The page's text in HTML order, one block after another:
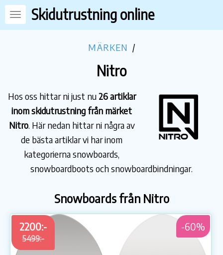
Skidutrustning online
MÄRKEN /
Nitro
Hos oss hittar ni just nu26 artiklar
inom skidutrustning från märket
Nitro. Här nedan hittar ni några av
de bästa artiklar vi har inom
kategorierna snowboards,
snowboardboots och snowboardbindningar.
Snowboards från Nitro
2200:-
5499:-
-60%